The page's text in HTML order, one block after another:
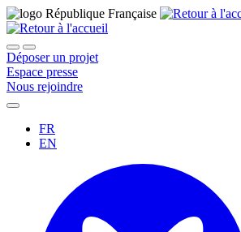
Déposer un projet
Espace presse
Nous rejoindre
FR
EN